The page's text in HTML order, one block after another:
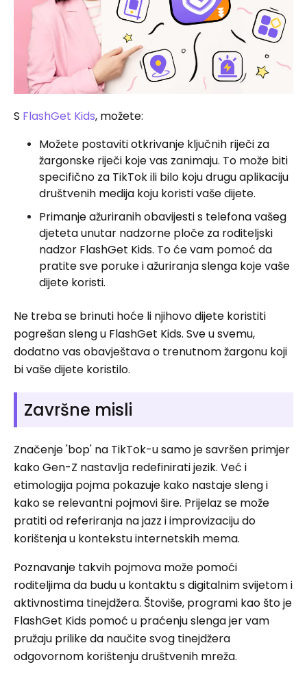
S FlashGet Kids, možete:
Možete postaviti otkrivanje ključnih riječi za
žargonske riječi koje vas zanimaju. To može biti
specifično za TikTok ili bilo koju drugu aplikaciju
društvenih medija koju koristi vaše dijete.
Primanje ažuriranih obavijesti s telefona vašeg
djeteta unutar nadzorne ploče za roditeljski
nadzor FlashGet Kids. To će vam pomoć da
pratite sve poruke i ažuriranja slenga koje vaše
dijete koristi.
Ne treba se brinuti hoće li njihovo dijete koristiti
pogrešan sleng u FlashGet Kids. Sve u svemu,
dodatno vas obavještava o trenutnom žargonu koji
bi vaše dijete koristilo.
Završne misli
Značenje 'bop' na TikTok-u samo je savršen primjer
kako Gen-Z nastavlja redefinirati jezik. Već i
etimologija pojma pokazuje kako nastaje sleng i
kako se relevantni pojmovi šire. Prijelaz se može
pratiti od referiranja na jazz i improvizaciju do
korištenja u kontekstu internetskih mema.
Poznavanje takvih pojmova može pomoći
roditeljima da budu u kontaktu s digitalnim svijetom i
aktivnostima tinejdžera. Štoviše, programi kao što je
FlashGet Kids pomoć u praćenju slenga jer vam
pružaju prilike da naučite svog tinejdžera
odgovornom korištenju društvenih mreža.